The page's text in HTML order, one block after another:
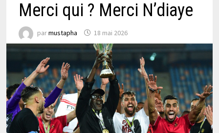
Merci qui ? Merci N’diaye
parmustapha 18 mai 2026